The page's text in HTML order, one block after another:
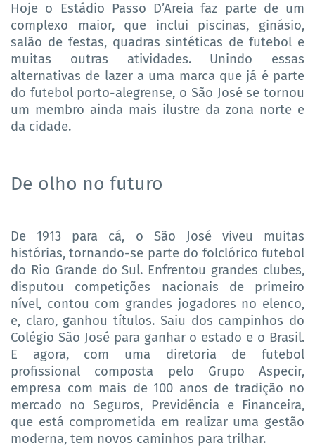
Hoje o Estádio Passo D’Areia faz parte de um
complexo maior, que inclui piscinas, ginásio,
salão de festas, quadras sintéticas de futebol e
muitas outras atividades. Unindo essas
alternativas de lazer a uma marca que já é parte
do futebol porto-alegrense, o São José se tornou
um membro ainda mais ilustre da zona norte e
da cidade.
De olho no futuro
De 1913 para cá, o São José viveu muitas
histórias, tornando-se parte do folclórico futebol
do Rio Grande do Sul. Enfrentou grandes clubes,
disputou competições nacionais de primeiro
nível, contou com grandes jogadores no elenco,
e, claro, ganhou títulos. Saiu dos campinhos do
Colégio São José para ganhar o estado e o Brasil.
E agora, com uma diretoria de futebol
profissional composta pelo Grupo Aspecir,
empresa com mais de 100 anos de tradição no
mercado no Seguros, Previdência e Financeira,
que está comprometida em realizar uma gestão
moderna, tem novos caminhos para trilhar.